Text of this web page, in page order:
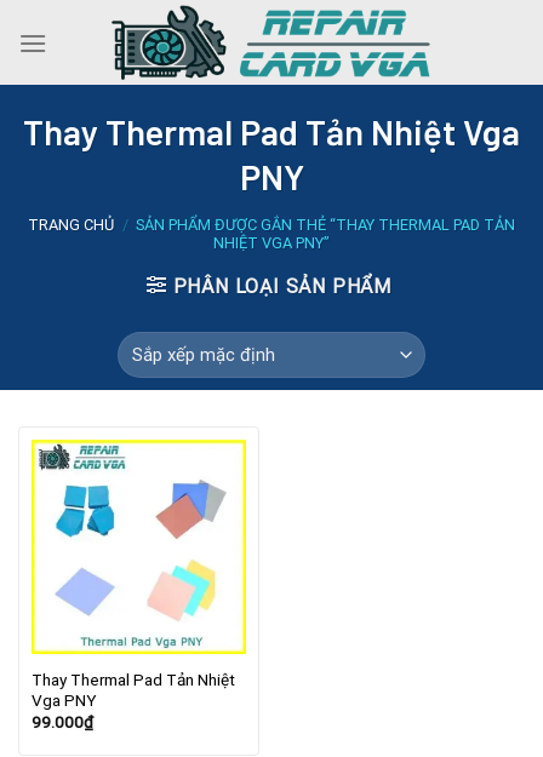
Thay Thermal Pad Tản Nhiệt Vga
PNY
TRANG CHỦ / SẢN PHẨM ĐƯỢC GẮN THẺ “THAY THERMAL PAD TẢN
NHIỆT VGA PNY”
PHÂN LOẠI SẢN PHẨM
Thay Thermal Pad Tản Nhiệt
Vga PNY
99.000₫